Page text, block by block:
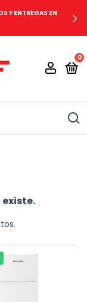
Y ENTREGAS EN
0